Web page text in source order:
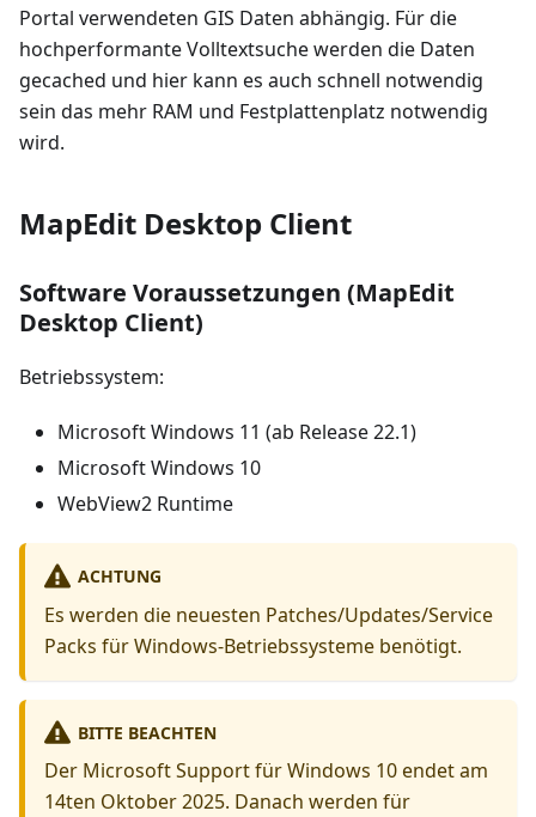
Portal verwendeten GIS Daten abhängig. Für die
hochperformante Volltextsuche werden die Daten
gecached und hier kann es auch schnell notwendig
sein das mehr RAM und Festplattenplatz notwendig
wird.
MapEdit Desktop Client
Software Voraussetzungen (MapEdit
Desktop Client)
Betriebssystem:
Microsoft Windows 11 (ab Release 22.1)
Microsoft Windows 10
WebView2 Runtime
ACHTUNG
Es werden die neuesten Patches/Updates/Service
Packs für Windows-Betriebssysteme benötigt.
BITTE BEACHTEN
Der Microsoft Support für Windows 10 endet am
14ten Oktober 2025. Danach werden für